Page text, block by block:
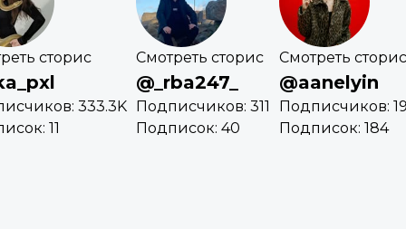
сторис
333.3K
11
Смотреть сторис
@_rba247_
Подписчиков: 311
Подписок: 40
Смотреть сторис
@aanelyin
Подписчиков:
Подписок: 184